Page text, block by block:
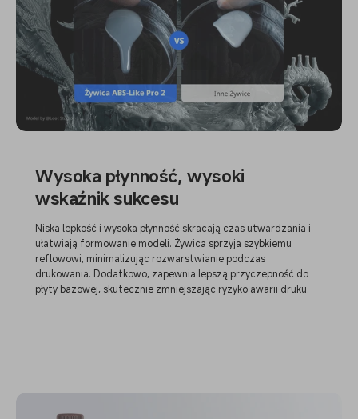
Wysoka płynność, wysoki
wskaźnik sukcesu
Niska lepkość i wysoka płynność skracają czas utwardzania i
ułatwiają formowanie modeli. Żywica sprzyja szybkiemu
reflowowi, minimalizując rozwarstwianie podczas
drukowania. Dodatkowo, zapewnia lepszą przyczepność do
płyty bazowej, skutecznie zmniejszając ryzyko awarii druku.